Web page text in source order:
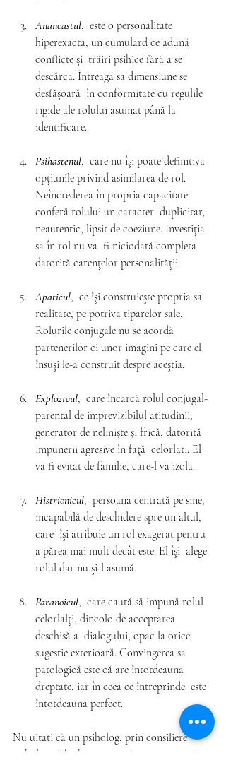
Anancastul,  este o personalitate
hiperexacta, un cumulard ce adună
conflicte şi  trăiri psihice fără a se
descărca. Întreaga sa dimensiune se
desfăşoară  în conformitate cu regulile
rigide ale rolului asumat până la
identificare.
Psihastenul,  care nu îşi poate definitiva
opţiunile privind asimilarea de rol.
Neîncrederea în propria capacitate
conferă rolului un caracter  duplicitar,
neautentic, lipsit de coeziune. Investiţia
sa în rol nu va  fi niciodată completa
datorită carenţelor personalităţii.
Apaticul,  ce îşi construieşte propria sa
realitate, pe potriva tiparelor sale.
Rolurile conjugale nu se acordă
partenerilor ci unor imagini pe care el
însuşi le-a construit despre aceştia.
Explozivul,  care încarcă rolul conjugal-
parental de imprevizibilul atitudinii,
generator de nelinişte şi frică, datorită
impunerii agresive în faţă  celorlati. El
va fi evitat de familie, care-l va izola.
Histrionicul,  persoana centrată pe sine,
incapabilă de deschidere spre un altul,
care  îşi atribuie un rol exagerat pentru
a părea mai mult decât este. El îşi  alege
rolul dar nu şi-l asumă.
Paranoicul,  care caută să impună rolul
celorlalţi, dincolo de acceptarea
deschisă a  dialogului, opac la orice
sugestie exterioară. Convingerea sa
patologică este că are întotdeauna
dreptate, iar în ceea ce întreprinde  este
întotdeauna perfect.
Nu uitați că un psiholog, prin consiliere
psihologică/psihoterapie, vă poate ajuta  să